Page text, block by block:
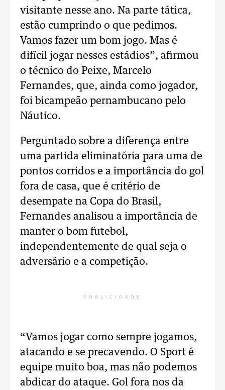
visitante nesse ano. Na parte tática,
estão cumprindo o que pedimos.
Vamos fazer um bom jogo. Mas é
difícil jogar nesses estádios”, afirmou
o técnico do Peixe, Marcelo
Fernandes, que, ainda como jogador,
foi bicampeão pernambucano pelo
Náutico.
Perguntado sobre a diferença entre
uma partida eliminatória para uma de
pontos corridos e a importância do gol
fora de casa, que é critério de
desempate na Copa do Brasil,
Fernandes analisou a importância de
manter o bom futebol,
independentemente de qual seja o
adversário e a competição.
PUBLICIDADE
“Vamos jogar como sempre jogamos,
atacando e se precavendo. O Sport é
equipe muito boa, mas não podemos
abdicar do ataque. Gol fora nos da